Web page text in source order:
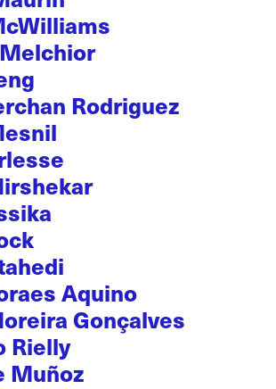
Rodriguez
Aquino
Gonçalves
Rielly
Muñoz